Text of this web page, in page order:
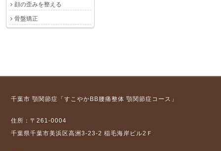
顔の歪みを整える
骨盤矯正
千葉市 顎関節症「すこやかBB腰痛整体 顎関節症コース」
住所：〒261-0004
千葉県千葉市美浜区高洲3-23-2 稲毛海岸ビル2Ｆ